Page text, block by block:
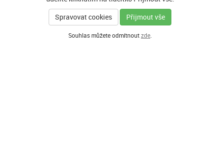
Spravovat cookies
Přijmout vše
Souhlas můžete odmítnoutzde